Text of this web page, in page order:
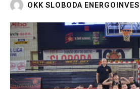
OKK SLOBODA